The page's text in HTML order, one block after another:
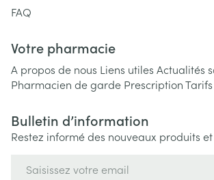
FAQ
Votre pharmacie
A propos de nous Liens utiles Actualités
Pharmacien de garde Prescription
Bulletin d’information
Restez informé des nouveaux produits